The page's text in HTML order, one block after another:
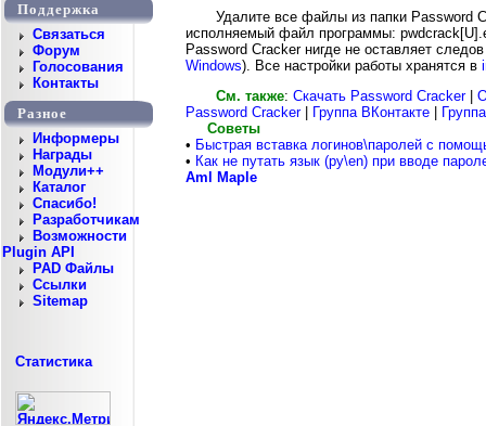
Поддержка
Cвязаться
Форум
Голосования
Контакты
Разное
Информеры
Награды
Модули++
Каталог
Спасибо!
Разработчикам
Возможности
Plugin API
PAD Файлы
Ссылки
Sitemap
Статистика
Удалите все файлы из папки Password
исполняемый файл программы:
Password Cracker нигде не оставляет
Windows). Все настройки работы хранятся в
См. также: Скачать Password Cracker|
Password Cracker| Группа ВКонтакте
Советы
• Быстрая вставка логинов\паролей с
• Как не путать язык (ру\en) при вводе
Aml Maple